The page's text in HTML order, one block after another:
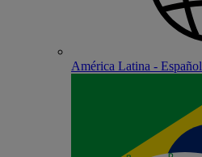
América Latina - Español